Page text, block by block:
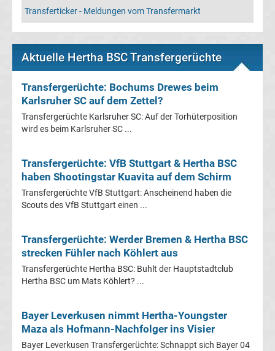
Bielefeld
Bayer
Leverkusen
Transfergerüchte
Bayern
München
Borussia
Dortmund
Transfergerüchte
Borussia
Transferticker - Meldungen vom Transfermarkt
Aktuelle Hertha BSC Transfergerüchte
Transfergerüchte: Bochums Drewes beim
Karlsruher SC auf dem Zettel?
Transfergerüchte Karlsruher SC: Auf der Torhüterposition
wird es beim Karlsruher SC ...
Transfergerüchte: VfB Stuttgart & Hertha BSC
haben Shootingstar Kuavita auf dem Schirm
Transfergerüchte VfB Stuttgart: Anscheinend haben die
Scouts des VfB Stuttgart einen ...
Transfergerüchte: Werder Bremen & Hertha BSC
strecken Fühler nach Köhlert aus
Transfergerüchte Hertha BSC: Buhlt der Hauptstadtclub
Hertha BSC um Mats Köhlert? ...
Bayer Leverkusen nimmt Hertha-Youngster
Maza als Hofmann-Nachfolger ins Visier
Bayer Leverkusen Transfergerüchte: Schnappt sich Bayer 04